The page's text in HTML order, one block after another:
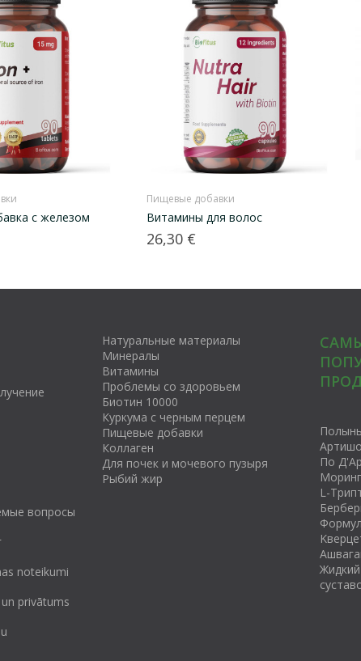
с железом
Пищевые добавки
Витамины для волос
Цена
26,30 €
вопросы
noteikumi
privātums
Натуральные материалы
Минералы
Витамины
Проблемы со здоровьем
Биотин 10000
Куркума с черным перцем
Пищевые добавки
Коллаген
Для почек и мочевого пузыря
Рыбий жир
Полынь
По
L-